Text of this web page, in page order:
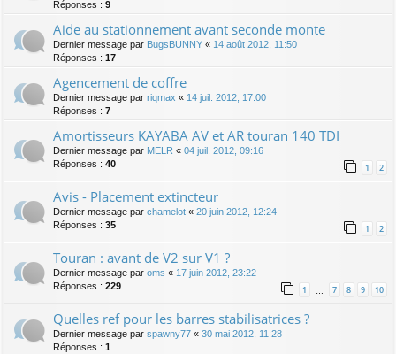
Réponses : 9
Aide au stationnement avant seconde monte
Dernier message par BugsBUNNY « 14 août 2012, 11:50
Réponses : 17
Agencement de coffre
Dernier message par riqmax « 14 juil. 2012, 17:00
Réponses : 7
Amortisseurs KAYABA AV et AR touran 140 TDI
Dernier message par MELR « 04 juil. 2012, 09:16
Réponses : 40 1 2
Avis - Placement extincteur
Dernier message par chamelot « 20 juin 2012, 12:24
Réponses : 35 1 2
Touran : avant de V2 sur V1 ?
Dernier message par oms « 17 juin 2012, 23:22
Réponses : 229 1 … 7 8 9 10
Quelles ref pour les barres stabilisatrices ?
Dernier message par spawny77 « 30 mai 2012, 11:28
Réponses : 1